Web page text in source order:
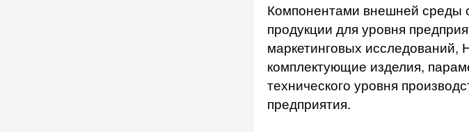
Компонентами внешней среды
продукции для уровня
маркетинговых
комплектующие изделия,
технического уровня
предприятия.